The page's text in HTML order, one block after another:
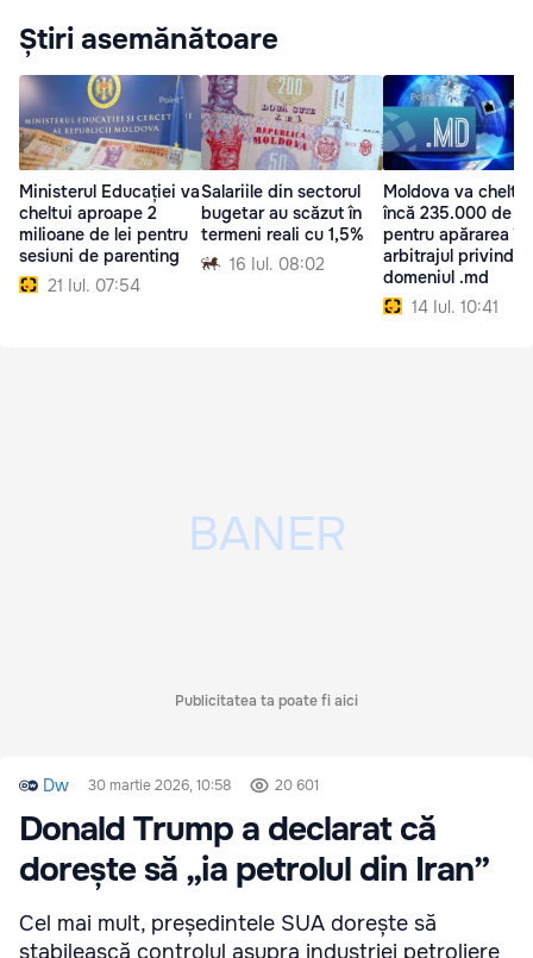
Știri asemănătoare
Ministerul Educației va
cheltui aproape 2
milioane de lei pentru
sesiuni de parenting
21 Iul. 07:54
Salariile din sectorul
bugetar au scăzut în
termeni reali cu 1,5%
16 Iul. 08:02
Moldova va cheltui
încă 235.000 de
pentru apărarea în
arbitrajul privind
domeniul .md
14 Iul. 10:41
Publicitatea ta poate fi aici
Dw 30 martie 2026, 10:58 20 601
Donald Trump a declarat că
dorește să „ia petrolul din Iran”
Cel mai mult, președintele SUA dorește să
stabilească controlul asupra industriei petroliere